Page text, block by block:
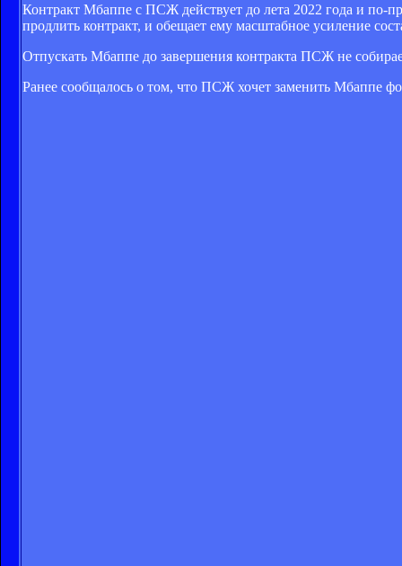
Контракт Мбаппе с ПСЖ действует до лета 2022 года и по-
продлить контракт, и обещает ему масштабное усиление
Отпускать Мбаппе до завершения контракта ПСЖ не
Ранее сообщалось о том, что ПСЖ хочет заменить Мбаппе